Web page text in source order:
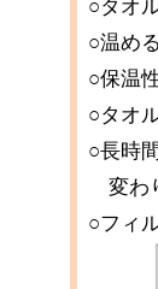
○タオ
○温め
○保温
○タオ
○長時
変わ
○フィ